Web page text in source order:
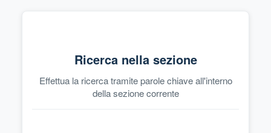
Ricerca nella sezione
Effettua la ricerca tramite parole chiave all'interno
della sezione corrente